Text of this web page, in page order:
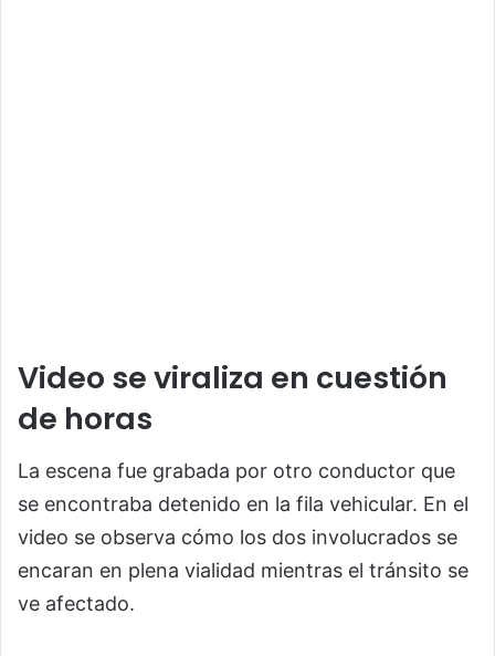
Video se viraliza en cuestión
de horas
La escena fue grabada por otro conductor que
se encontraba detenido en la fila vehicular. En el
video se observa cómo los dos involucrados se
encaran en plena vialidad mientras el tránsito se
ve afectado.